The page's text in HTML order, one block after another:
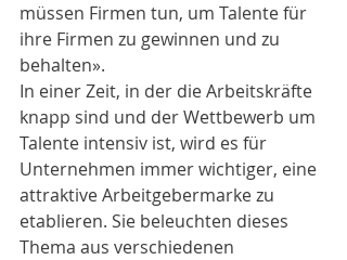
müssen Firmen tun, um Talente für
ihre Firmen zu gewinnen und zu
behalten».
In einer Zeit, in der die Arbeitskräfte
knapp sind und der Wettbewerb um
Talente intensiv ist, wird es für
Unternehmen immer wichtiger, eine
attraktive Arbeitgebermarke zu
etablieren. Sie beleuchten dieses
Thema aus verschiedenen